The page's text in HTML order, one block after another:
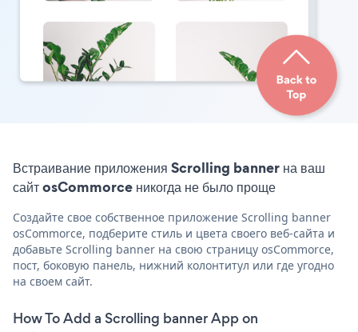
Встраивание приложения Scrolling banner на ваш
сайт osCommorce никогда не было проще
Создайте свое собственное приложение Scrolling banner
osCommorce, подберите стиль и цвета своего веб-сайта и
добавьте Scrolling banner на свою страницу osCommorce,
пост, боковую панель, нижний колонтитул или где угодно
на своем сайт.
How To Add a Scrolling banner App on